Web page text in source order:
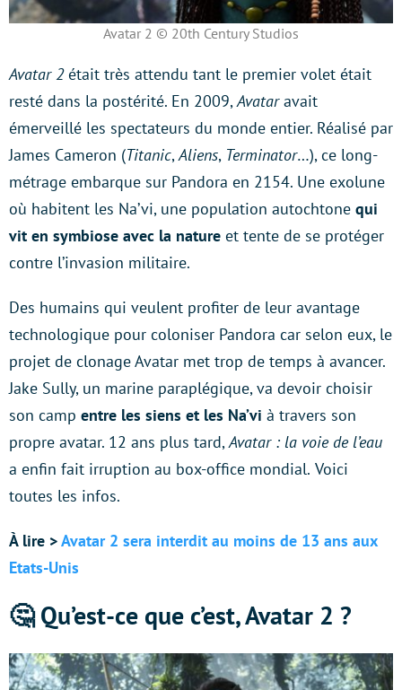
Avatar 2 © 20th Century Studios
Avatar 2était très attendu tant le premier volet était
resté dans la postérité. En 2009,Avataravait
émerveillé les spectateurs du monde entier. Réalisé par
James Cameron (Titanic,Aliens, Terminator…), ce long-
métrage embarque sur Pandora en 2154. Une exolune
où habitent les Na’vi, une population autochtone qui
vit en symbiose avec la nature et tente de se protéger
contre l’invasion militaire.
Des humains qui veulent profiter de leur avantage
technologique pour coloniser Pandora car selon eux, le
projet de clonage Avatar met trop de temps à avancer.
Jake Sully, un marine paraplégique, va devoir choisir
son camp entre les siens et les Na’vi à travers son
propre avatar. 12 ans plus tard,Avatar : la voie de l’eau
a enfin fait irruption au box-office mondial. Voici
toutes les infos.
À lire >Avatar 2 sera interdit au moins de 13 ans aux
Etats-Unis
🤔 Qu’est-ce que c’est, Avatar 2 ?